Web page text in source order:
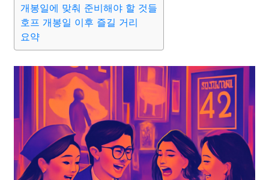
개봉일에 맞춰 준비해야 할 것들
호프 개봉일 이후 즐길 거리
요약